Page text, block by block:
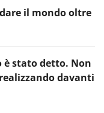
il mondo oltre
è stato detto. Non
davanti